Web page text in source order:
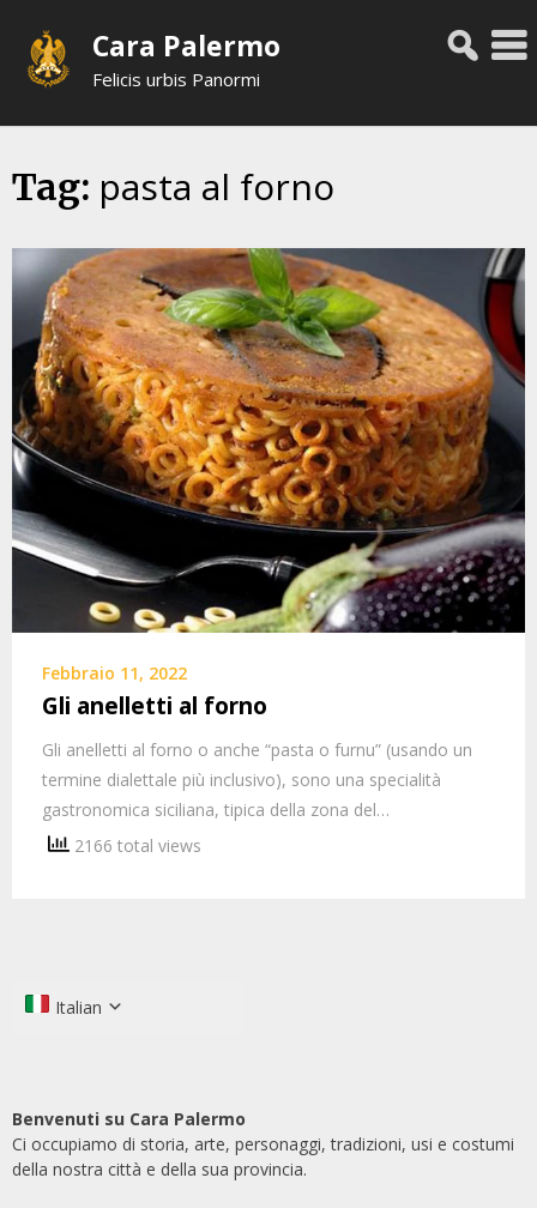
content
Cara Palermo
Felicis urbis Panormi
Tag: pasta al forno
Febbraio 11, 2022
Gli anelletti al forno
Gli anelletti al forno o anche “pasta o furnu” (usando un
termine dialettale più inclusivo), sono una specialità
gastronomica siciliana, tipica della zona del…
2166 total views
Italian
Benvenuti su Cara Palermo
Ci occupiamo di storia, arte, personaggi, tradizioni, usi e costumi
della nostra città e della sua provincia.